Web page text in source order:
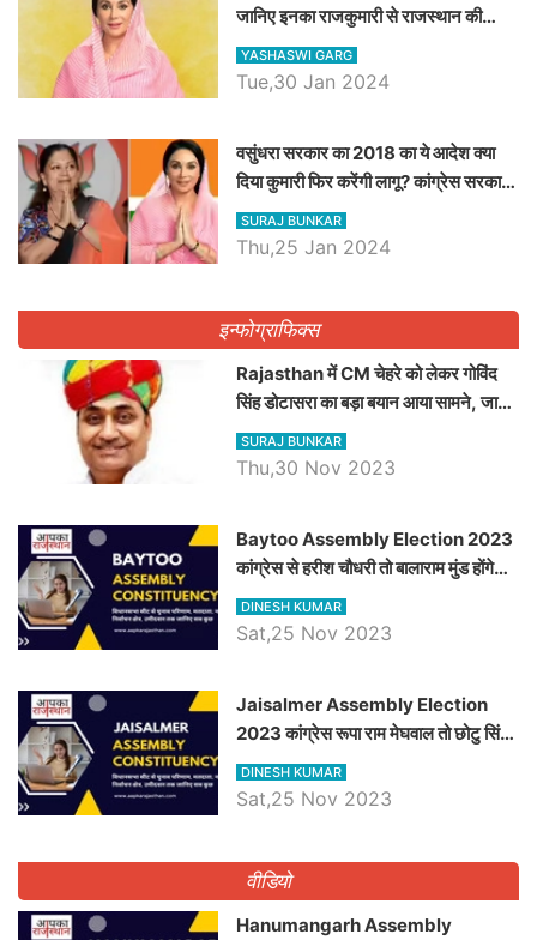
जानिए इनका राजकुमारी से राजस्थान की
डिप्टी सीएम बनने तक का सफर, एक क्लिक में
जाने पूरा जीवन परिचय
YASHASWI GARG
Tue,30 Jan 2024
वसुंधरा सरकार का 2018 का ये आदेश क्या
दिया कुमारी फिर करेंगी लागू? कांग्रेस सरकार
ने किया था निरस्त
SURAJ BUNKAR
Thu,25 Jan 2024
इन्फोग्राफिक्स
Rajasthan में CM चेहरे को लेकर गोविंद
सिंह डोटासरा का बड़ा बयान आया सामने, जानें
विचार
SURAJ BUNKAR
Thu,30 Nov 2023
Baytoo Assembly Election 2023
कांग्रेस से हरीश चौधरी तो बालाराम मुंड होंगे
भाजपा उम्मीदवार, जानिये बायतू विधानसभा
सीट के ताजा समीकरण
DINESH KUMAR
Sat,25 Nov 2023
​​​​​​​Jaisalmer Assembly Election
2023 कांग्रेस रूपा राम मेघवाल तो छोटु सिंह
भाटी होंगे भाजपा उम्मीदवार, जानिये जैसलमेर
विधानसभा सीट के ताजा समीकरण
DINESH KUMAR
Sat,25 Nov 2023
वीडियो
Hanumangarh Assembly